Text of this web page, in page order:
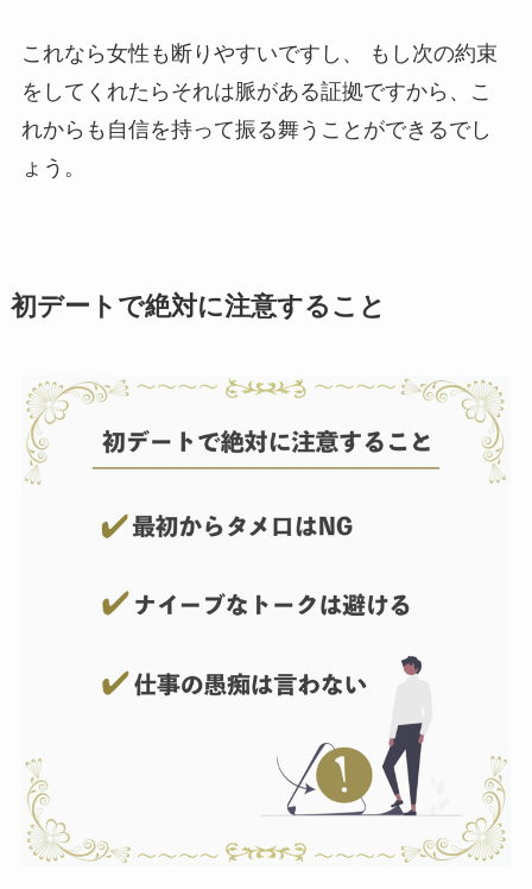
これなら女性も断りやすいですし、 もし次の約束
をしてくれたらそれは脈がある証拠ですから、こ
れからも自信を持って振る舞うことができるでし
ょう。
初デートで絶対に注意すること